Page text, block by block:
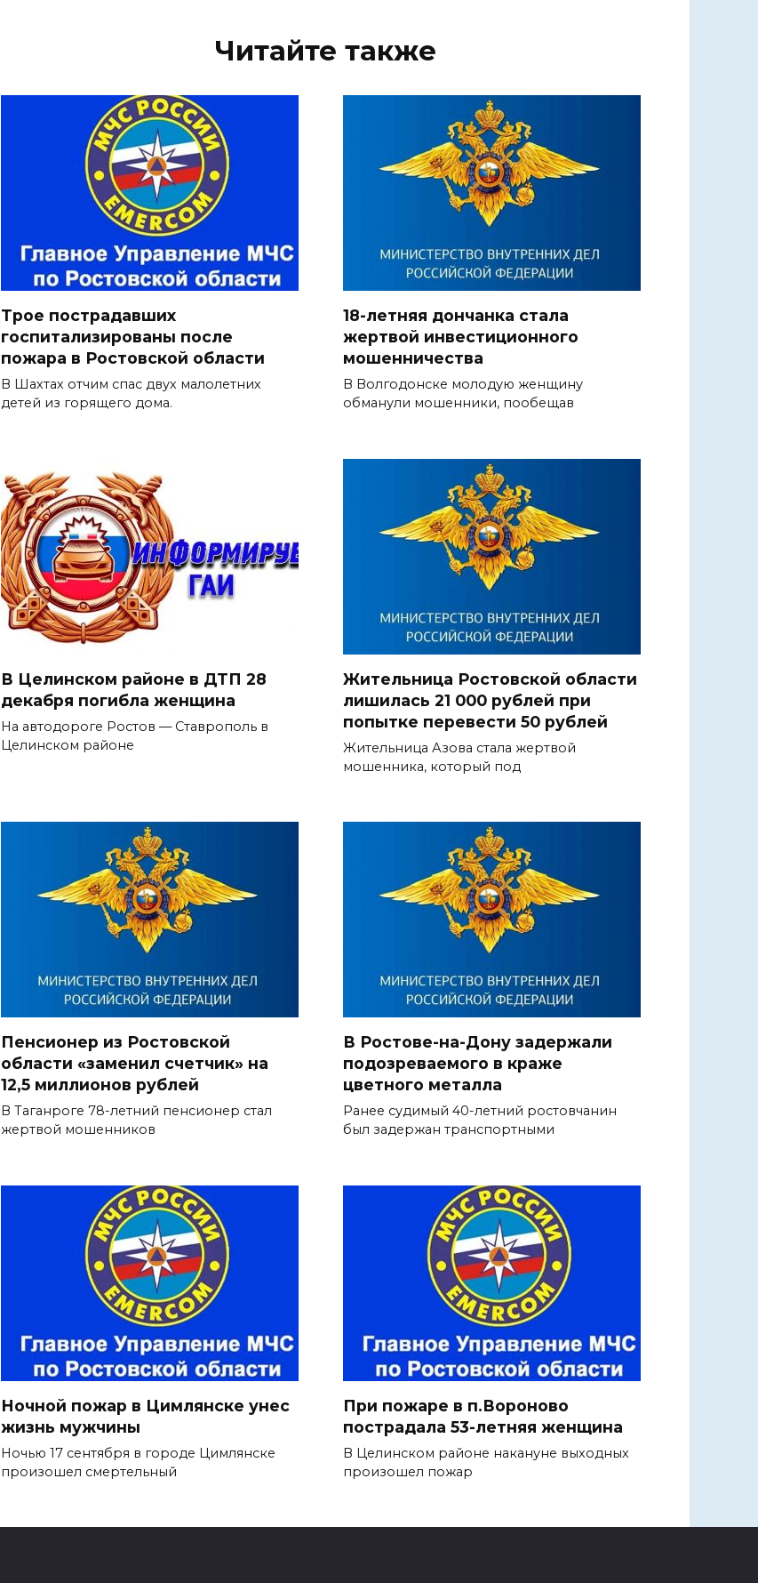
Читайте также
Трое пострадавших
госпитализированы после
пожара в Ростовской области
В Шахтах отчим спас двух малолетних
детей из горящего дома.
18-летняя дончанка стала
жертвой инвестиционного
мошенничества
В Волгодонске молодую женщину
обманули мошенники, пообещав
В Целинском районе в ДТП 28
декабря погибла женщина
На автодороге Ростов — Ставрополь в
Целинском районе
Жительница Ростовской области
лишилась 21 000 рублей при
попытке перевести 50 рублей
Жительница Азова стала жертвой
мошенника, который под
Пенсионер из Ростовской
области «заменил счетчик» на
12,5 миллионов рублей
В Таганроге 78-летний пенсионер стал
жертвой мошенников
В Ростове-на-Дону задержали
подозреваемого в краже
цветного металла
Ранее судимый 40-летний ростовчанин
был задержан транспортными
Ночной пожар в Цимлянске унес
жизнь мужчины
Ночью 17 сентября в городе Цимлянске
произошел смертельный
При пожаре в п.Вороново
пострадала 53-летняя женщина
В Целинском районе накануне выходных
произошел пожар